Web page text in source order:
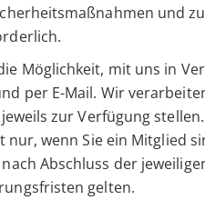
und
Möglichkeit, mit uns in
per E-Mail. Wir
zur Verfügung
nur, wenn Sie ein Mitglied
Abschluss der
gelten.